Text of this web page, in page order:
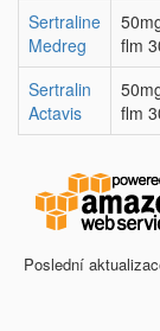
Sertraline
Medreg
flm
Sertralin
Actavis
flm
Poslední